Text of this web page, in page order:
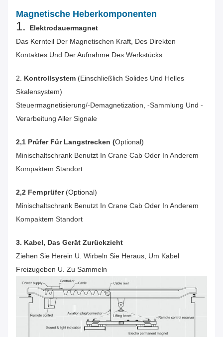
Magnetische Heberkomponenten
1.
Elektrodauermagnet
Das Kernteil Der Magnetischen Kraft, Des Direkten
Kontaktes Und Der Aufnahme Des Werkstücks
2. Kontrollsystem (einschließlich Solides Und Helles
Skalensystem)
Steuermagnetisierung/-Demagnetization, -sammlung Und -
Verarbeitung Aller Signale
2,1 Prüfer Für Langstrecken (Optional)
Minischaltschrank Benutzt In Crane Cab Oder In Anderem
Kompaktem Standort
2,2 Fernprüfer(optional)
Minischaltschrank Benutzt In Crane Cab Oder In Anderem
Kompaktem Standort
3. Kabel, Das Gerät Zurückzieht
Ziehen Sie Herein U. Wirbeln Sie Heraus, Um Kabel
Freizugeben U. Zu Sammeln